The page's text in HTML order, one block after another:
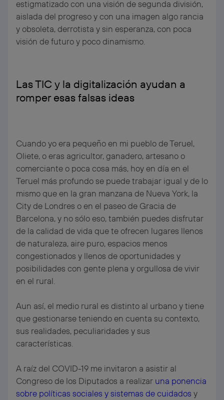
estigmatizado con una visión de segunda división,
aislada del progreso y con una imagen algo rancia
y obsoleta, derrotista y sin esperanza, con poca
visión de futuro y poco dinamismo.
Las TIC y la digitalización ayudan a
romper esas falsas ideas
Cuando yo era pequeño en mi pueblo de Teruel,
Oliete, o eras agricultor, ganadero, artesano o
comerciante o poca cosa más, hoy en día en el
Teruel más profundo se puede trabajar igual y de lo
mismo que en la gran manzana de Nueva York, la
City de Londres o en el paseo de Gracia de
Barcelona, y no sólo eso, también puedes disfrutar
de la calidad de vida que te ofrecen lugares llenos
de naturaleza, aire puro, espacios menos
congestionados y llenos de oportunidades y
posibilidades con gente plena y orgullosa de vivir
en el rural.
Aun así, el medio rural es distinto al urbano y tiene
que gestionarse teniendo en cuenta su contexto,
sus realidades, peculiaridades y sus
características.
A raíz del COVID-19 me invitaron a asistir al
Congreso de los Diputados a realizar una ponencia
sobre políticas sociales y sistemas de cuidados y